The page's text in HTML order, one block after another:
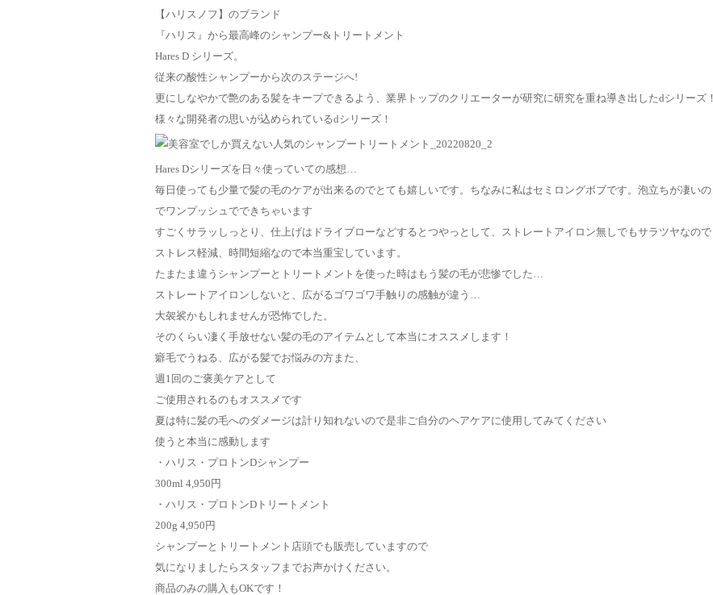
【ハリスノフ】のブランド
『ハリス』から最高峰のシャンプー&トリートメント
Hares D シリーズ。
従来の酸性シャンプーから次のステージへ!
更にしなやかで艶のある髪をキープできるよう、業界トップのクリエーターが研究に研究を重ね導き出したdシリーズ！
様々な開発者の思いが込められているdシリーズ！
Hares Dシリーズを日々使っていての感想…
毎日使っても少量で髪の毛のケアが出来るのでとても嬉しいです。ちなみに私はセミロングボブです。泡立ちが凄いの
でワンプッシュでできちゃいます
すごくサラッしっとり、仕上げはドライブローなどするとつやっとして、ストレートアイロン無しでもサラツヤなので
ストレス軽減、時間短縮なので本当重宝しています。
たまたま違うシャンプーとトリートメントを使った時はもう髪の毛が悲惨でした…
ストレートアイロンしないと、広がるゴワゴワ手触りの感触が違う…
大袈裟かもしれませんが恐怖でした。
そのくらい凄く手放せない髪の毛のアイテムとして本当にオススメします！
癖毛でうねる、広がる髪でお悩みの方また、
週1回のご褒美ケアとして
ご使用されるのもオススメです
夏は特に髪の毛へのダメージは計り知れないので是非ご自分のヘアケアに使用してみてください
使うと本当に感動します
・ハリス・プロトンDシャンプー
300ml 4,950円
・ハリス・プロトンDトリートメント
200g 4,950円
シャンプーとトリートメント店頭でも販売していますので
気になりましたらスタッフまでお声かけください。
商品のみの購入もOKです！